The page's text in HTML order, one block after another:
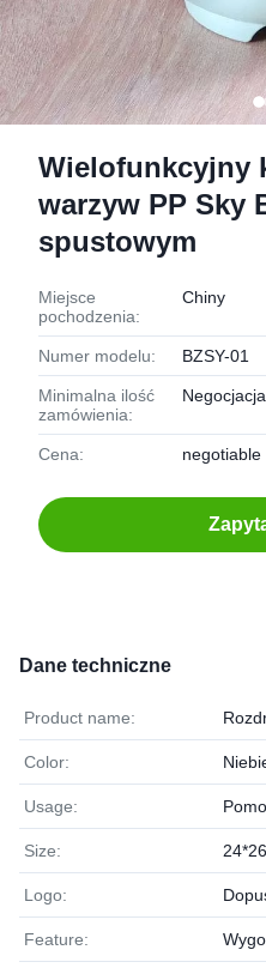
Wielofunkcyjny
warzyw PP Sky
spustowym
Miejsce
pochodzenia:
Chiny
Numer modelu: BZSY-01
Minimalna ilość
zamówienia:
Negocjacja
Cena: negotiable
Dane techniczne
Product name:
Color:
Usage:
Size:
Logo:
Feature: